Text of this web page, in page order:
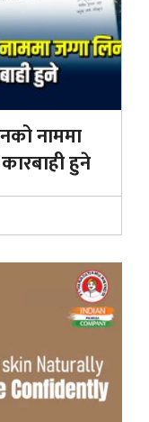
नाममा
हुने